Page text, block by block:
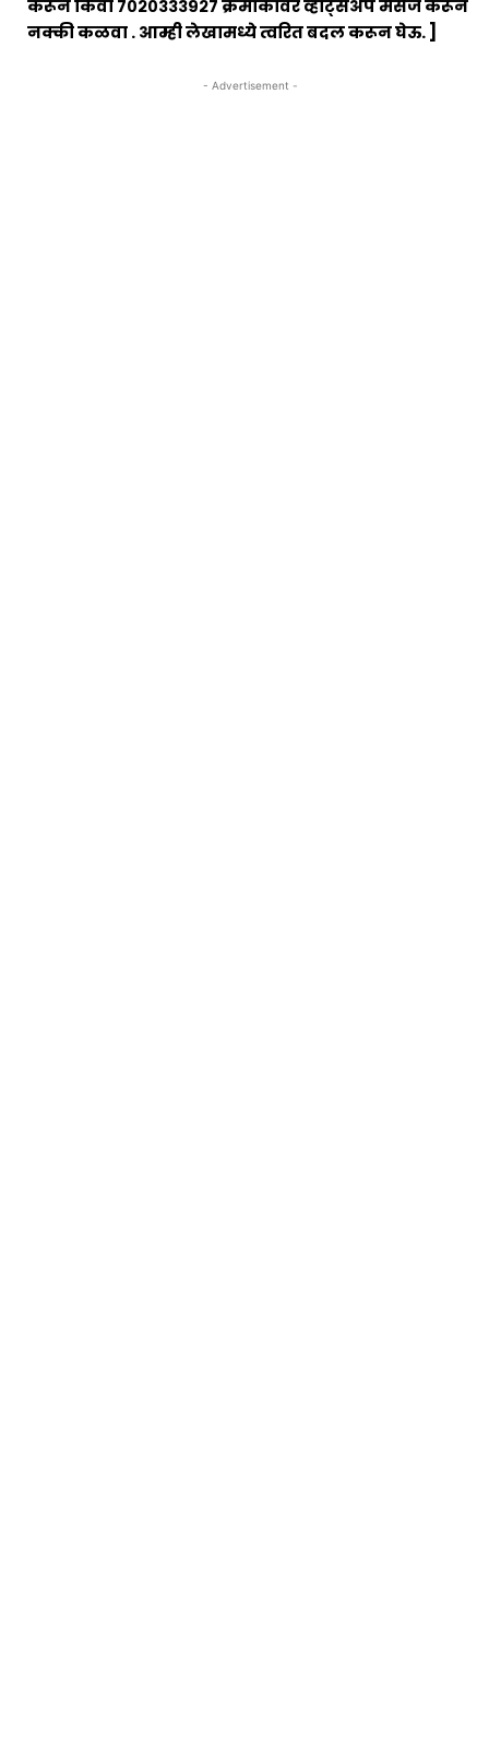
करून किंवा ७०२०३३३९२७ क्रमांकावर व्हाट्सअँप मेसेज करून
नक्की कळवा . आम्ही लेखामध्ये त्वरित बदल करून घेऊ. ]
- Advertisement -